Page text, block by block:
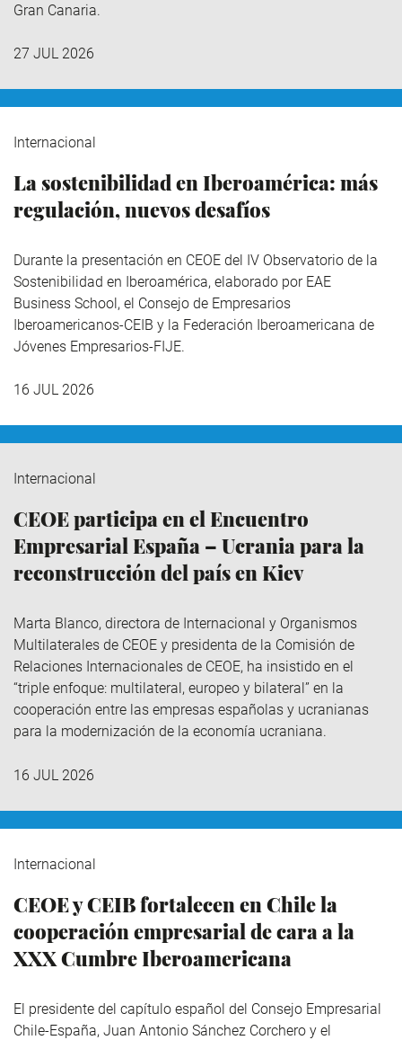
Gran Canaria.
27 JUL 2026
Internacional
La sostenibilidad en Iberoamérica: más
regulación, nuevos desafíos
Durante la presentación en CEOE del IV Observatorio de la
Sostenibilidad en Iberoamérica, elaborado por EAE
Business School, el Consejo de Empresarios
Iberoamericanos-CEIB y la Federación Iberoamericana de
Jóvenes Empresarios-FIJE.
16 JUL 2026
Internacional
CEOE participa en el Encuentro
Empresarial España – Ucrania para la
reconstrucción del país en Kiev
Marta Blanco, directora de Internacional y Organismos
Multilaterales de CEOE y presidenta de la Comisión de
Relaciones Internacionales de CEOE, ha insistido en el
“triple enfoque: multilateral, europeo y bilateral” en la
cooperación entre las empresas españolas y ucranianas
para la modernización de la economía ucraniana.
16 JUL 2026
Internacional
CEOE y CEIB fortalecen en Chile la
cooperación empresarial de cara a la
XXX Cumbre Iberoamericana
El presidente del capítulo español del Consejo Empresarial
Chile-España, Juan Antonio Sánchez Corchero y el